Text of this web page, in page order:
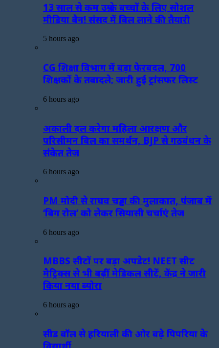
13 साल से कम उम्र के बच्चों के लिए सोशल
मीडिया बैन! संसद में बिल लाने की तैयारी
5 hours ago
CG शिक्षा विभाग में बड़ा फेरबदल, 700
शिक्षकों के तबादले; जारी हुई ट्रांसफर लिस्ट
6 hours ago
अकाली दल करेगा महिला आरक्षण और
परिसीमन बिल का समर्थन, BJP से गठबंधन के
संकेत तेज
6 hours ago
PM मोदी से राघव चड्ढा की मुलाकात, पंजाब में
‘बिग रोल’ को लेकर सियासी चर्चाएं तेज
6 hours ago
MBBS सीटों पर बड़ा अपडेट! NEET सीट
मैट्रिक्स से भी बढ़ीं मेडिकल सीटें, केंद्र ने जारी
किया नया ब्योरा
6 hours ago
सीड बॉल से हरियाली की ओर बढ़े पिपरिया के